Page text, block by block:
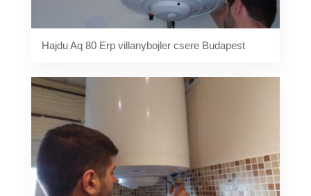
Hajdu Aq 80 Erp villanybojler csere Budapest